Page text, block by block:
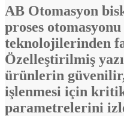
AB Otomasyon
proses
teknolojilerinden
Özelleştirilmiş
ürünlerin
işlenmesi için
parametrelerini